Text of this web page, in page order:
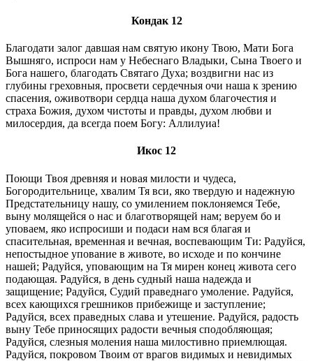
Кондак 12
Благодати залог давшая нам святую икону Твою, Мати Бога
Вышняго, испроси нам у Небеснаго Владыки, Сына Твоего и
Бога нашего, благодать Святаго Духа; воздвигни нас из
глубины греховныя, просвети сердечныя очи наша к зрению
спасения, оживотвори сердца наша духом благочестия и
страха Божия, духом чистоты и правды, духом любви и
милосердия, да всегда поем Богу: Аллилуиа!
Икос 12
Поющи Твоя древняя и новая милости и чудеса,
Богородительнице, хвалим Тя вси, яко твердую и надежную
Предстательницу нашу, со умилением поклоняемся Тебе,
выну молящейся о нас и благотворящей нам; веруем бо и
уповаем, яко испросиши и подаси нам вся благая и
спасительная, временная и вечная, воспевающим Ти: Радуйся,
непостыдное упование в животе, во исходе и по кончине
нашей; Радуйся, уповающим на Тя мирен конец живота сего
подающая. Радуйся, в день судный наша надежда и
защищение; Радуйся, Судий праведнаго умоление. Радуйся,
всех кающихся грешников прибежище и заступление;
Радуйся, всех праведных слава и утешение. Радуйся, радость
выну Тебе приносящих радости вечныя сподобляющая;
Радуйся, слезныя моления наша милостивно приемлющая.
Радуйся, покровом Твоим от врагов видимых и невидимых